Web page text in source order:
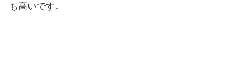
も高いです。